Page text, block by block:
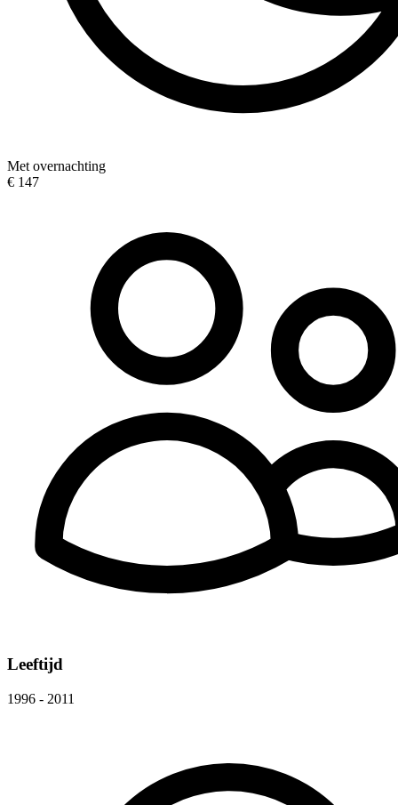
Met overnachting
€ 147
Leeftijd
1996 - 2011